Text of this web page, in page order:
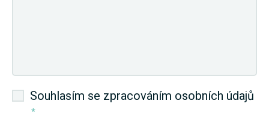
Souhlasím se zpracováním osobních údajů
*